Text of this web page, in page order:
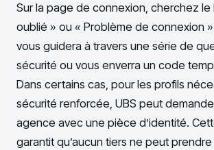
Sur la page de connexion, cherchez le
oublié » ou « Problème de connexion
vous guidera à travers une série de
sécurité ou vous enverra un code
Dans certains cas, pour les profils
sécurité renforcée, UBS peut
agence avec une pièce d’identité.
garantit qu’aucun tiers ne peut